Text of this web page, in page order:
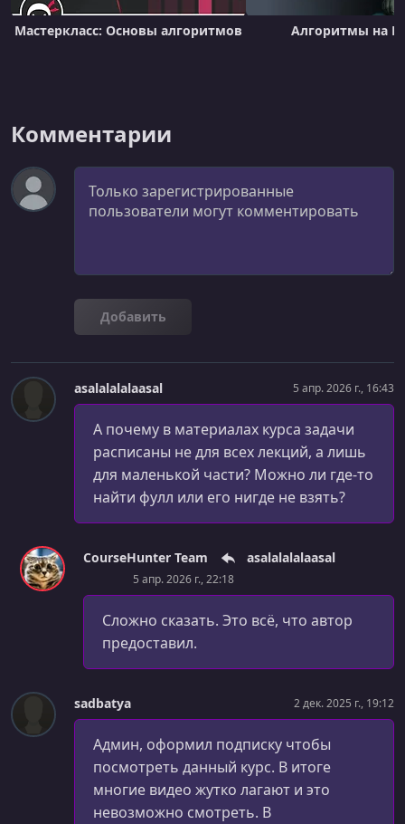
УРОК 23. 01:24:14
Мастеркласс: Основы алгоритмов Алгоритмы на
Комментарии
Комментарий
Добавить
asalalalalaasal 5 апр. 2026 г., 16:43
А почему в материалах курса задачи
расписаны не для всех лекций, а лишь
для маленькой части? Можно ли где-то
найти фулл или его нигде не взять?
CourseHunter Team asalalalalaasal
5 апр. 2026 г., 22:18
Сложно сказать. Это всё, что автор
предоставил.
sadbatya 2 дек. 2025 г., 19:12
Админ, оформил подписку чтобы
посмотреть данный курс. В итоге
многие видео жутко лагают и это
невозможно смотреть. В